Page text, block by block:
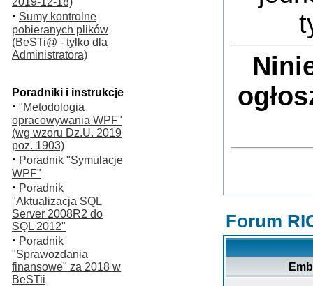
· Sumy kontrolne
pobieranych plików
(BeSTi@ - tylko dla
Administratora)
Poradniki i instrukcje
· "Metodologia
opracowywania WPF"
(wg wzoru Dz.U. 2019
poz. 1903)
· Poradnik "Symulacje
WPF"
· Poradnik
"Aktualizacja SQL
Server 2008R2 do
SQL 2012"
· Poradnik
"Sprawozdania
finansowe" za 2018 w
BeSTii
Forum